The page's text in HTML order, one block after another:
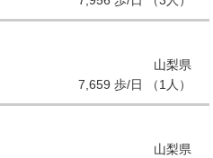
山梨県
7,659 歩/日 （1人）
山梨県